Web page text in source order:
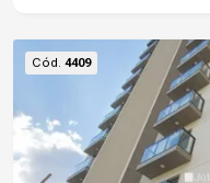
Cód. 4409